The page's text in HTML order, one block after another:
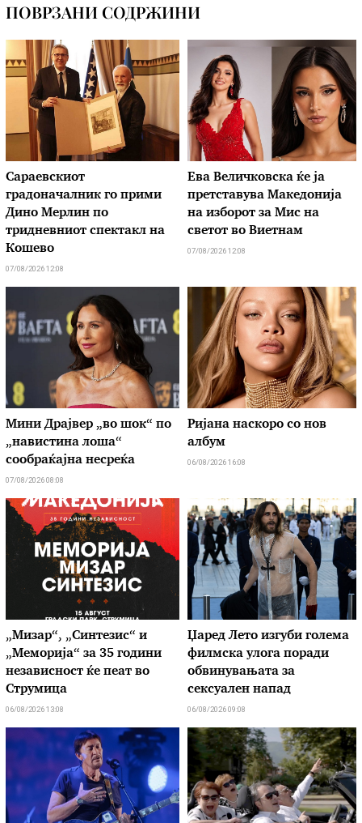
ПОВРЗАНИ СОДРЖИНИ
Сараевскиот
градоначалник го прими
Дино Мерлин по
тридневниот спектакл на
Кошево
07/08/2026 12:08
Ева Величковска ќе ја
претставува Македонија
на изборот за Мис на
светот во Виетнам
07/08/2026 12:08
Мини Драјвер „во шок“ по
„навистина лоша“
сообраќајна несреќа
07/08/2026 08:08
Ријана наскоро со нов
албум
06/08/2026 16:08
„Мизар“, „Синтезис“ и
„Меморија“ за 35 години
независност ќе пеат во
Струмица
06/08/2026 13:08
Џаред Лето изгуби голема
филмска улога поради
обвинувањата за
сексуален напад
06/08/2026 09:08